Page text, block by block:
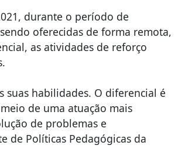
durante o período de
oferecidas de forma remota,
as atividades de reforço
suas habilidades. O diferencial é
de uma atuação mais
de problemas e
de Políticas Pedagógicas da